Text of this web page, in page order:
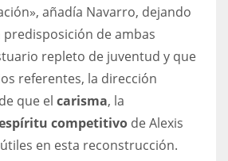
añadía Navarro, dejando
de ambas
repleto de juventud y que
referentes, la dirección
que el carisma, la
competitivo de Alexis
en esta reconstrucción.